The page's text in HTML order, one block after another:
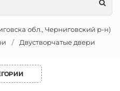
обл., Черниговский р-н)
Двустворчатые двери